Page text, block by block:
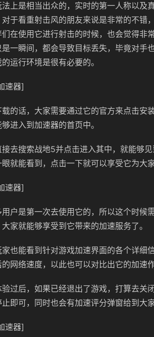
上是相当出众的，实时的第一人称以及
于看重射击风的朋友来说是非常的不错
在使用它进行射击的时候，也会觉得非
一瞬间，都会导致目标丢失，毕竟对手
运行环境是很有必要的。
速器]
的话，大家需要通过它的官方来点击安
进入到加速器的首页中。
去搜索战地5并点击进入其中，就能够
就能看到，点击一下就可以享受它为大
速器]
户是第一次去使用它的，所以这个时候
家就能够享受到它带来的加速服务了。
也能看到针对游戏加速界面的各个详细
网络速度，以此也可以对比出它的加速
过后，如果已经退出了游戏，打算去关
即可，同时也会有加速评分弹窗给到大
速器]